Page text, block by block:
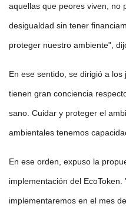
aquellas que peores viven, no
desigualdad sin tener
proteger nuestro ambiente",
En ese sentido, se dirigió a
tienen gran conciencia
sano. Cuidar y proteger el
ambientales tenemos
En ese orden, expuso la
implementación del
implementaremos en el mes